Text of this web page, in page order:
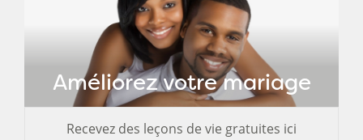
Améliorez votre mariage
Recevez des leçons de vie gratuites ici